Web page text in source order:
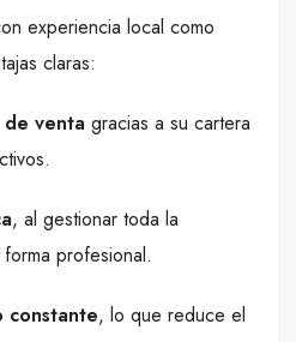
experiencia local como
claras:
venta gracias a su cartera
, al gestionar toda la
profesional.
constante, lo que reduce el